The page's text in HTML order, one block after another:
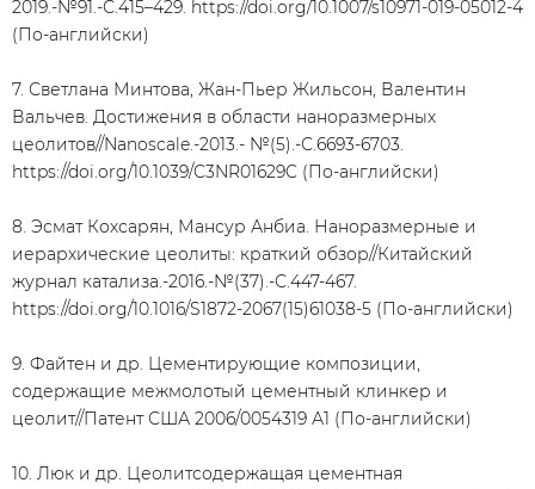
2019.-№91.-С.415–429. https://doi.org/10.1007/s10971-019-05012-4
(По-английски)
7. Светлана Минтова, Жан-Пьер Жильсон, Валентин
Вальчев. Достижения в области наноразмерных
цеолитов//Nanoscale.-2013.- №(5).-С.6693-6703.
https://doi.org/10.1039/C3NR01629C (По-английски)
8. Эсмат Кохсарян, Мансур Анбиа. Наноразмерные и
иерархические цеолиты: краткий обзор//Китайский
журнал катализа.-2016.-№(37).-С.447-467.
https://doi.org/10.1016/S1872-2067(15)61038-5 (По-английски)
9. Файтен и др. Цементирующие композиции,
содержащие межмолотый цементный клинкер и
цеолит//Патент США 2006/0054319 А1 (По-английски)
10. Люк и др. Цеолитсодержащая цементная